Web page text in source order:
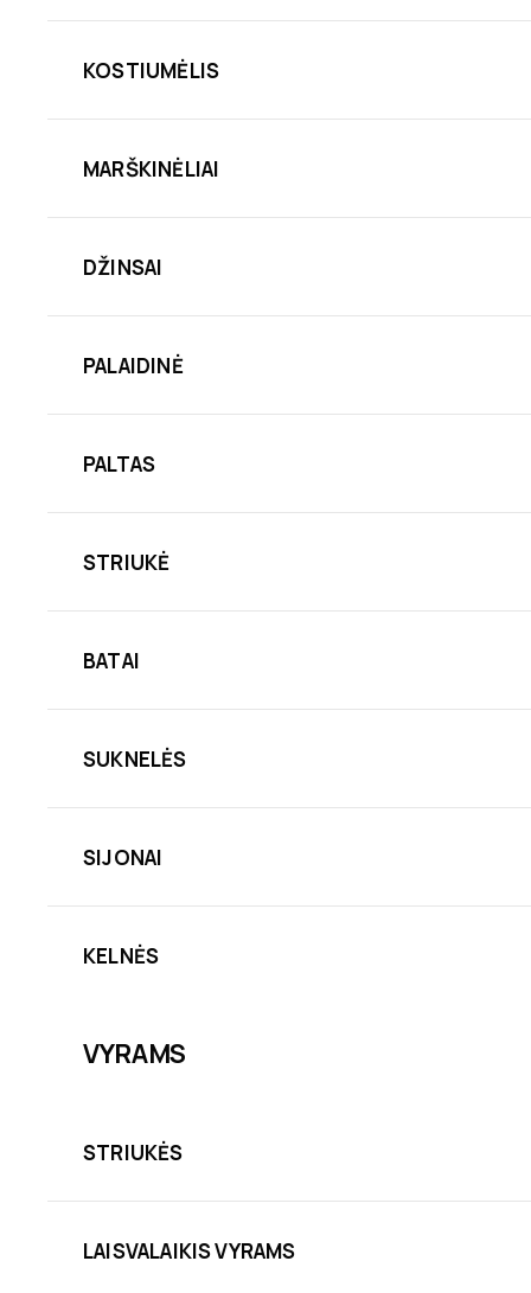
KOSTIUMĖLIS
MARŠKINĖLIAI
DŽINSAI
PALAIDINĖ
PALTAS
STRIUKĖ
BATAI
SUKNELĖS
SIJONAI
KELNĖS
VYRAMS
STRIUKĖS
LAISVALAIKIS VYRAMS